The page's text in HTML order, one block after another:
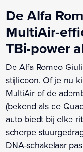
De Alfa
MultiAir-
TBi-power
De Alfa Romeo
stijlicoon. Of je nu
MultiAir of de
(bekend als de
auto biedt bij elke
scherpe
DNA-schakelaar